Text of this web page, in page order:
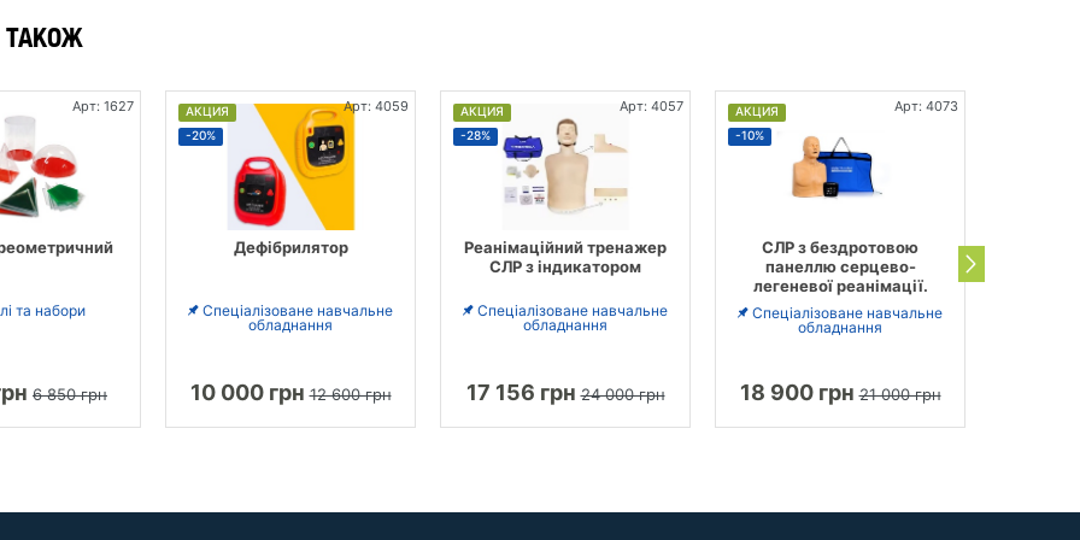
ТАКОЖ
Арт: 1627
та набори
6 850 грн
АКЦИЯ
-20%
Арт: 4059
Дефібрилятор
Спеціалізоване навчальне
обладнання
10 000 грн12 600 грн
АКЦИЯ
-28%
Арт: 4057
Реанімаційний тренажер
СЛР з індикатором
Спеціалізоване навчальне
обладнання
17 156 грн24 000 грн
АКЦИЯ
-10%
Арт: 4073
СЛР з бездротовою
панеллю серцево-
легеневої реанімації.
Спеціалізоване навчальне
обладнання
18 900 грн21 000 грн